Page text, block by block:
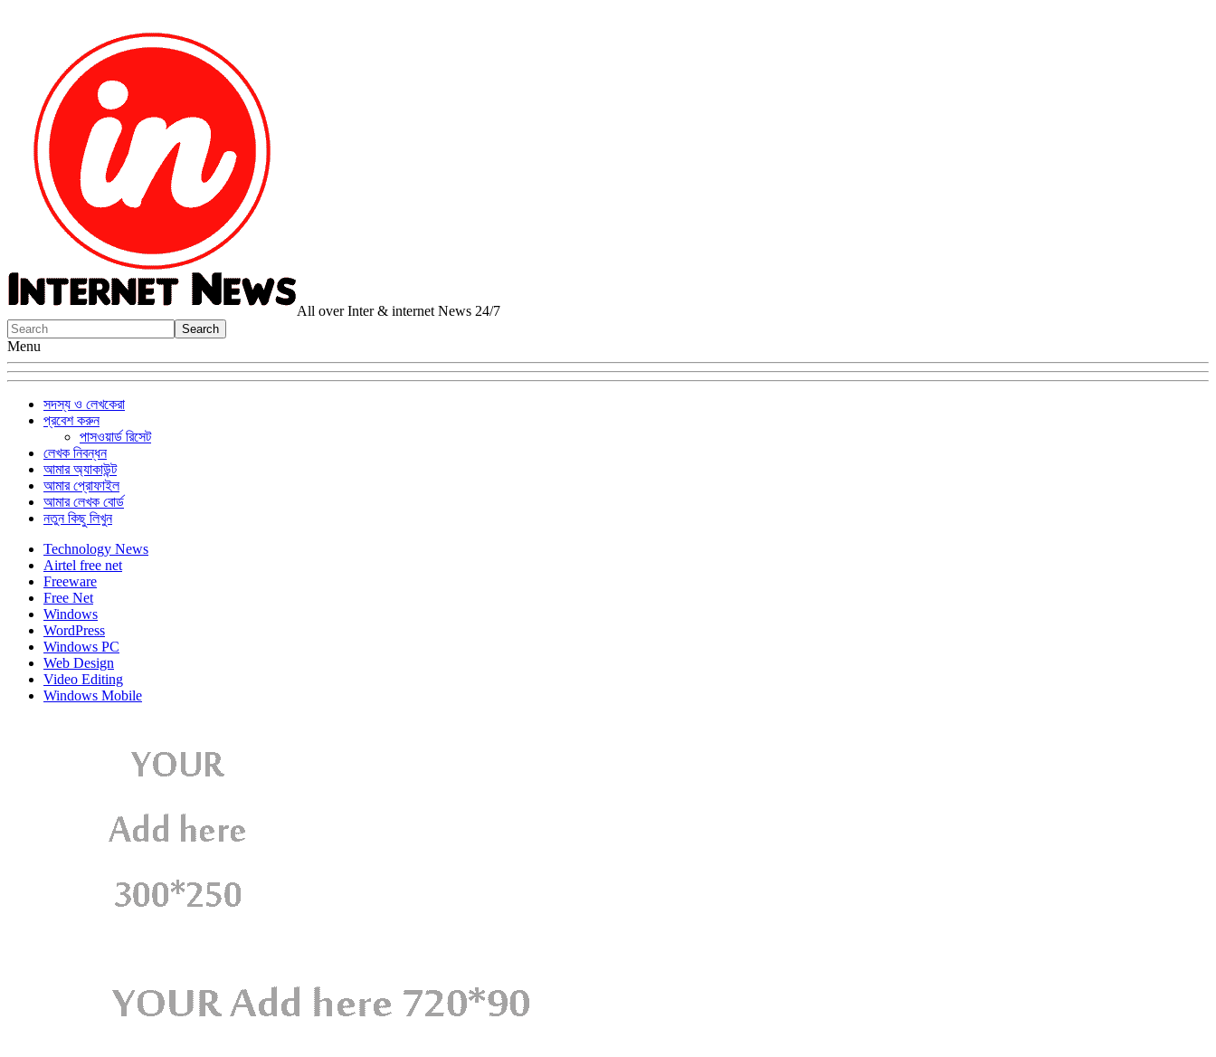
All over Inter & internet News 24/7
Menu
সদস্য ও লেখকেরা
প্রবেশ করুন
পাসওয়ার্ড রিসেট
লেখক নিবন্ধন
আমার অ্যাকাউন্ট
আমার প্রোফাইল
আমার লেখক বোর্ড
নতুন কিছু লিখুন
Technology News
Airtel free net
Freeware
Free Net
Windows
WordPress
Windows PC
Web Design
Video Editing
Windows Mobile